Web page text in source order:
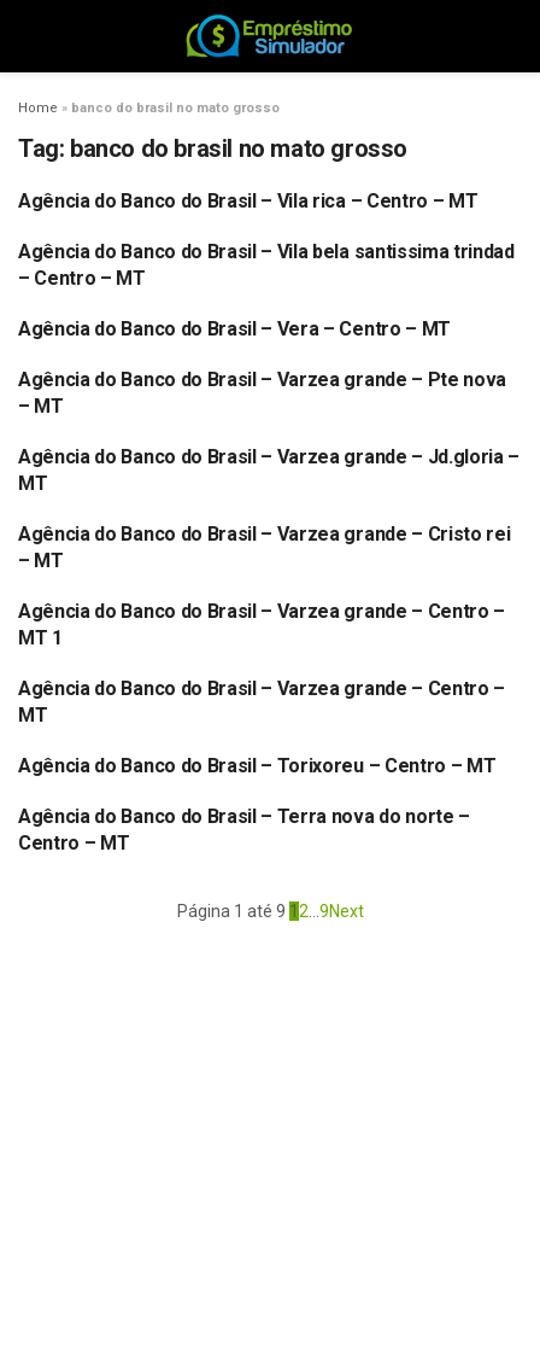
Home » banco do brasil no mato grosso
Tag: banco do brasil no mato grosso
BANCO DO BRASIL
Agência do Banco do Brasil – Vila rica – Centro – MT
BANCO DO BRASIL
Agência do Banco do Brasil – Vila bela santissima trindad
– Centro – MT
BANCO DO BRASIL
Agência do Banco do Brasil – Vera – Centro – MT
BANCO DO BRASIL
Agência do Banco do Brasil – Varzea grande – Pte nova
– MT
BANCO DO BRASIL
Agência do Banco do Brasil – Varzea grande – Jd.gloria –
MT
BANCO DO BRASIL
Agência do Banco do Brasil – Varzea grande – Cristo rei
– MT
BANCO DO BRASIL
Agência do Banco do Brasil – Varzea grande – Centro –
MT 1
BANCO DO BRASIL
Agência do Banco do Brasil – Varzea grande – Centro –
MT
BANCO DO BRASIL
Agência do Banco do Brasil – Torixoreu – Centro – MT
BANCO DO BRASIL
Agência do Banco do Brasil – Terra nova do norte –
Centro – MT
Página 1 até 9 1 2 9Next